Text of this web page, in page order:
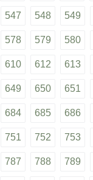
547 548 549
578 579 580
610 612 613
649 650 651
684 685 686
751 752 753
787 788 789